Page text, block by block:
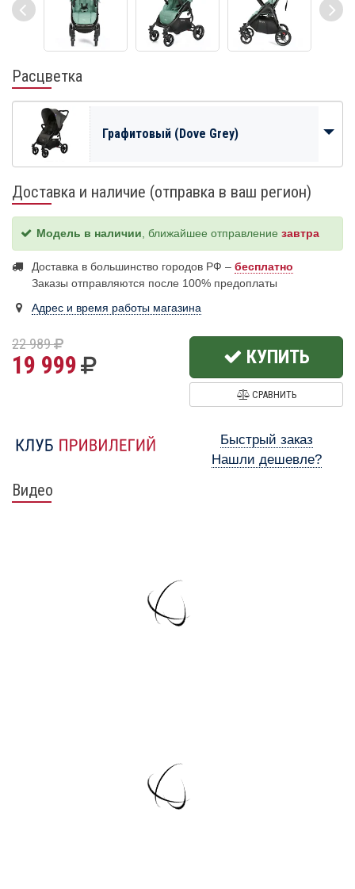
Расцветка
Графитовый (Dove Grey)
Доставка и наличие (отправка в ваш регион)
Модель в наличии , ближайшее отправление завтра
Доставка в большинство городов РФ – бесплатно
Заказы отправляются после 100% предоплаты
Адрес и время работы магазина
22 989
19 999 КУПИТЬ
СРАВНИТЬ
Быстрый заказ
Нашли дешевле?
Видео